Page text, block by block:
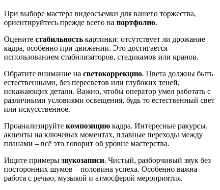
При выборе мастера видеосъемки для вашего торжества,
ориентируйтесь прежде всего на портфолио.
Оцените стабильность картинки: отсутствует ли дрожание
кадра, особенно при движении. Это достигается
использованием стабилизаторов, стедикамов или кранов.
Обратите внимание на светокоррекцию. Цвета должны быть
естественными, без пересветов или глубоких теней,
искажающих детали. Важно, чтобы оператор умел работать с
различными условиями освещения, будь то естественный свет
или искусственное.
Проанализируйте композицию кадра. Интересные ракурсы,
акценты на ключевых моментах, плавные переходы между
планами – всё это говорит об уровне мастерства.
Ищите примеры звукозаписи. Чистый, разборчивый звук без
посторонних шумов – половина успеха. Особенно важна
работа с речью, музыкой и атмосферой мероприятия.